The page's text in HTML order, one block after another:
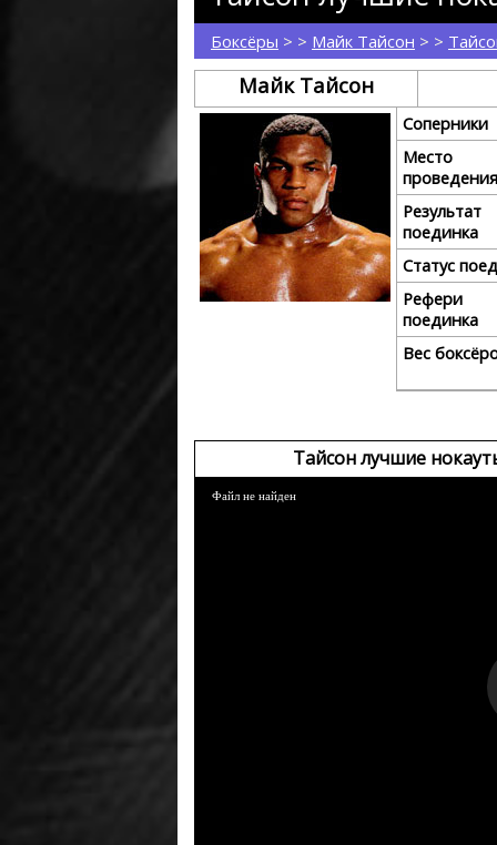
Боксёры > > Майк Тайсон > >
Майк Тайсон
Соперники
Место
проведения
Результат
поединка
Статус
Рефери
поединка
Вес
Тайсон лучшие
Файл не найден